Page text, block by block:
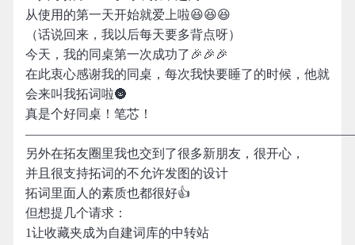
从使用的第一天开始就爱上啦😆😆😆
（话说回来，我以后每天要多背点呀）
今天，我的同桌第一次成功了🎉🎉🎉
在此衷心感谢我的同桌，每次我快要睡了的时候，他就
会来叫我拓词啦🌚
真是个好同桌！笔芯！
另外在拓友圈里我也交到了很多新朋友，很开心，
并且很支持拓词的不允许发图的设计
拓词里面人的素质也都很好👍
但想提几个请求：
1让收藏夹成为自建词库的中转站